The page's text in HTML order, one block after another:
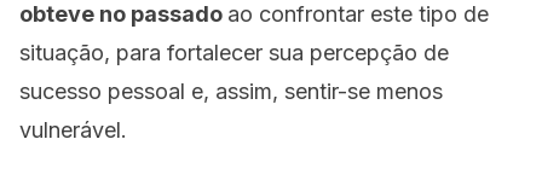
obteve no passado ao confrontar este tipo de
situação, para fortalecer sua percepção de
sucesso pessoal e, assim, sentir-se menos
vulnerável.